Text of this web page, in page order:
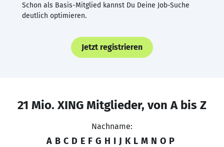
Schon als Basis-Mitglied kannst Du Deine Job-Suche
deutlich optimieren.
Jetzt registrieren
21 Mio. XING Mitglieder, von A bis Z
Nachname:
A B C D E F G H I J K L M N O P